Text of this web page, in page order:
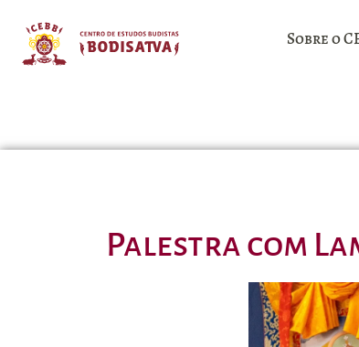
Sobre o
Palestra com